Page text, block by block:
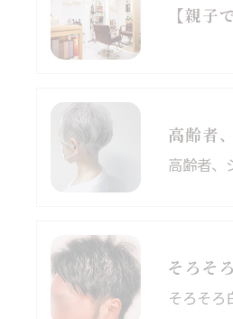
高齢者
高齢者、
そろそ